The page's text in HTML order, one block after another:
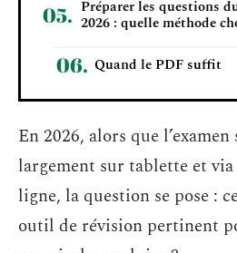
Préparer les questions
2026 : quelle méthode
Quand le PDF suffit
En 2026, alors que
largement sur tablette et
ligne, la question se pose :
outil de révision pertinent